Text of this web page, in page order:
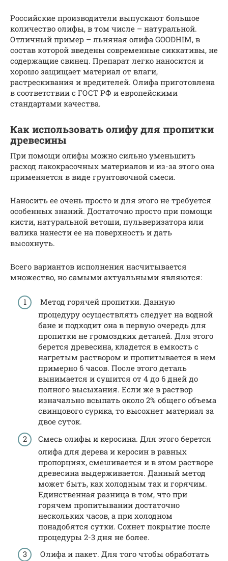
Российские производители выпускают большое
количество олифы, в том числе – натуральной.
Отличный пример – льняная олифа GOODHIM, в
состав которой введены современные сиккативы, не
содержащие свинец. Препарат легко наносится и
хорошо защищает материал от влаги,
растрескивания и вредителей. Олифа приготовлена
в соответствии с ГОСТ РФ и европейскими
стандартами качества.
Как использовать олифу для пропитки
древесины
При помощи олифы можно сильно уменьшить
расход лакокрасочных материалов и из-за этого она
применяется в виде грунтовочной смеси.
Наносить ее очень просто и для этого не требуется
особенных знаний. Достаточно просто при помощи
кисти, натуральной ветоши, пульверизатора или
валика нанести ее на поверхность и дать
высохнуть.
Всего вариантов исполнения насчитывается
множество, но самыми актуальными являются:
Метод горячей пропитки. Данную
процедуру осуществлять следует на водной
бане и подходит она в первую очередь для
пропитки не громоздких деталей. Для этого
берется древесина, кладется в емкость с
нагретым раствором и пропитывается в нем
примерно 6 часов. После этого деталь
вынимается и сушится от 4 до 6 дней до
полного высыхания. Если же в раствор
изначально всыпать около 2% общего объема
свинцового сурика, то высохнет материал за
двое суток.
Смесь олифы и керосина. Для этого берется
олифа для дерева и керосин в равных
пропорциях, смешивается и в этом растворе
древесина выдерживается. Данный метод
может быть, как холодным так и горячим.
Единственная разница в том, что при
горячем пропитывании достаточно
нескольких часов, а при холодном
понадобятся сутки. Сохнет покрытие после
процедуры 2-3 дня не более.
Олифа и пакет. Для того чтобы обработать